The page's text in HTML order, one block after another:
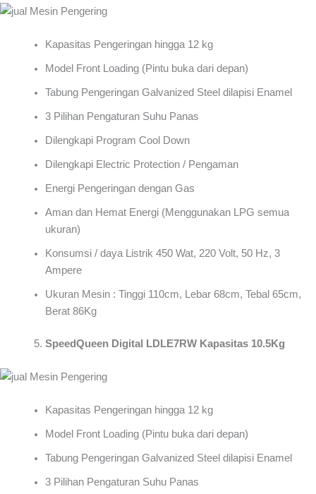
Kapasitas Pengeringan hingga 12 kg
Model Front Loading (Pintu buka dari depan)
Tabung Pengeringan Galvanized Steel dilapisi Enamel
3 Pilihan Pengaturan Suhu Panas
Dilengkapi Program Cool Down
Dilengkapi Electric Protection / Pengaman
Energi Pengeringan dengan Gas
Aman dan Hemat Energi (Menggunakan LPG semua
ukuran)
Konsumsi / daya Listrik 450 Wat, 220 Volt, 50 Hz, 3
Ampere
Ukuran Mesin : Tinggi 110cm, Lebar 68cm, Tebal 65cm,
Berat 86Kg
SpeedQueen Digital LDLE7RW Kapasitas 10.5Kg
Kapasitas Pengeringan hingga 12 kg
Model Front Loading (Pintu buka dari depan)
Tabung Pengeringan Galvanized Steel dilapisi Enamel
3 Pilihan Pengaturan Suhu Panas